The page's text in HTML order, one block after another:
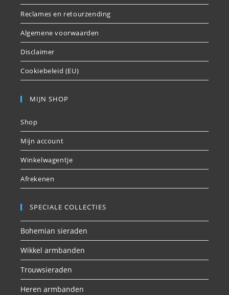
Reclames en retourzending
Algemene voorwaarden
Disclaimer
Cookiebeleid (EU)
MIJN SHOP
Shop
Mijn account
Winkelwagentje
Afrekenen
SPECIALE COLLECTIES
Bohemian sieraden
Wikkel armbanden
Trouwsieraden
Heren armbanden